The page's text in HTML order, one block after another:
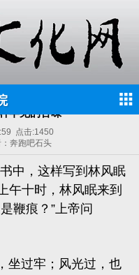
罕见的苦味
点击:1450
奔跑吧石头
中，这样写到林风眠
午十时，林风眠来到
鞭痕？”上帝问
过牢；风光过，也